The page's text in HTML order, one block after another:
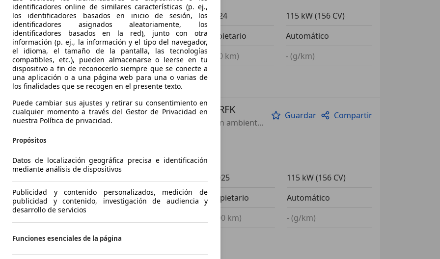
1/ 21
35.315 km 04/2024
115 kW (156 CV)
Ocasión
1 Propietario
Automático
Gasolina
- (l/100 km)
- (g/km)
-/-
1/21
218i Coupé M Sport Adap.LED HiFi Komfortz. RFK
Paquete Sport, Asientos deportivos, Faros de xenon, Iluminación ambiental, Suspensión deportiva, Alarma, Sistema de sonido, Bluetooth
Guardar Compartir
€ 30.663,- undefined
07/2025
115 kW (156 CV)
Seminuevo
1 Propietario
Automático
- (l/100 km)
- (g/km)
-/-
identificadores online de similares características (p. ej.,
los identificadores basados en inicio de sesión, los
identificadores asignados aleatoriamente, los
identificadores basados en la red), junto con otra
información (p. ej., la información y el tipo del navegador,
el idioma, el tamaño de la pantalla, las tecnologías
compatibles, etc.), pueden almacenarse o leerse en tu
dispositivo a fin de reconocerlo siempre que se conecte a
una aplicación o a una página web para una o varias de
los finalidades que se recogen en el presente texto.
Puede cambiar sus ajustes y retirar su consentimiento en
cualquier momento a través del Gestor de Privacidad en
nuestra Política de privacidad.
Propósitos
Datos de localización geográfica precisa e identificación
mediante análisis de dispositivos
Publicidad y contenido personalizados, medición de
publicidad y contenido, investigación de audiencia y
desarrollo de servicios
Funciones esenciales de la página